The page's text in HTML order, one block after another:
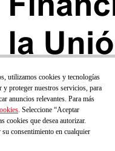
utilizamos cookies y tecnologías
y proteger nuestros servicios, para
anuncios relevantes. Para más
. Seleccione “Aceptar
cookies que desea autorizar.
consentimiento en cualquier